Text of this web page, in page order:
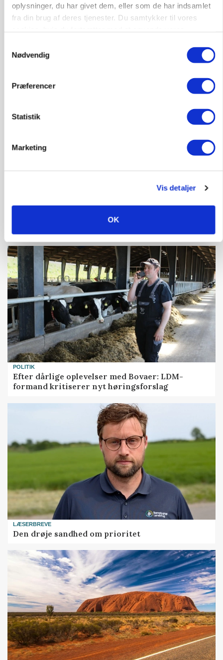
oplysninger, du har givet dem, eller som de har indsamlet
fra din brug af deres tjenester. Du samtykker til vores
Nødvendig
Præferencer
Statistik
Marketing
Vis detaljer
OK
9670, Løgstør 03. aug.
03. aug.
POLITIK
Efter dårlige oplevelser med Bovaer: LDM-
formand kritiserer nyt høringsforslag
LÆSERBREVE
Den drøje sandhed om prioritet